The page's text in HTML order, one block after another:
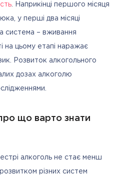
. Наприкінці першого місяця
у перші два місяці
система – вживання
на цьому етапі наражає
Розвиток алкогольного
дозах алкоголю
що варто знати
алкоголь не стає менш
різних систем